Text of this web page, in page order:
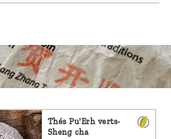
Thés Pu'Erh verts-
Sheng cha